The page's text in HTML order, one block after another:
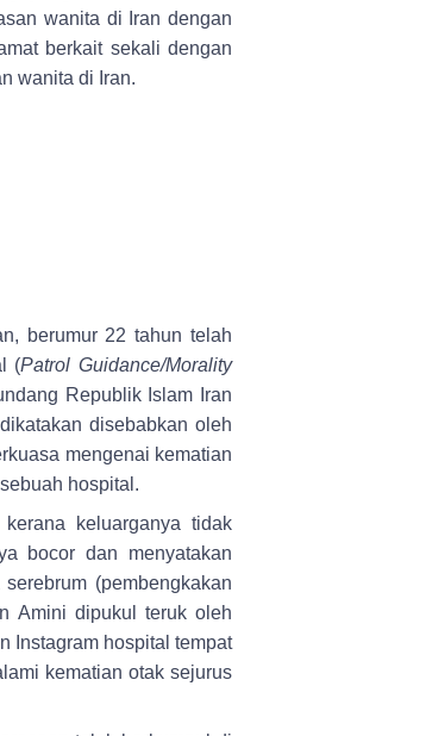
wanita di Iran dengan
berkait sekali dengan
wanita di Iran.
berumur 22 tahun telah
(Patrol Guidance/Morality
Republik Islam Iran
disebabkan oleh
mengenai kematian
hospital.
keluarganya tidak
bocor dan menyatakan
(pembengkakan
Amini dipukul teruk oleh
Instagram hospital tempat
kematian otak sejurus